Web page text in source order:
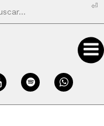
⏎